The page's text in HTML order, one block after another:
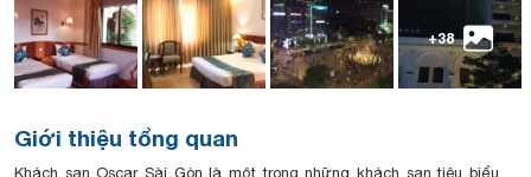
+38
Giới thiệu tổng quan
Khách sạn Oscar Sài Gòn là một trong những khách sạn tiêu biểu